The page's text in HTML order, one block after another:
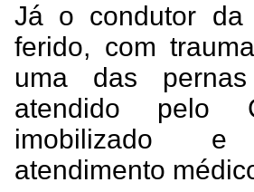
Já o condutor da
ferido, com
uma das
atendido pelo
imobilizado e
atendimento